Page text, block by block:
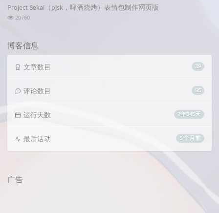
次
数:
Project Sekai（pjsk，啤酒烧烤）表情包制作网页版
浏
数:
20760
博客信息
39
文章数目
95
评论数目
7年345天
运行天数
5 个月前
最后活动
广告